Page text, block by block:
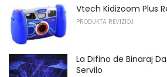
Vtech Kidizoom Plus
PRODUKTA REVIZIOJ
La Difino de Binaraj
Servilo